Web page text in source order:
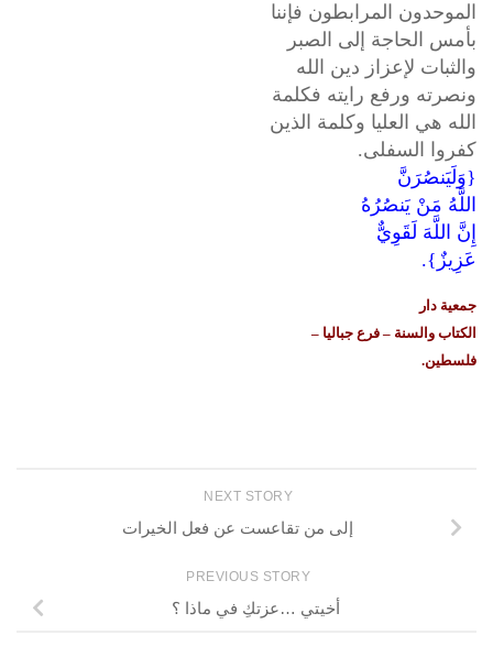
الموحدون المرابطون فإننا
بأمس الحاجة إلى الصبر
والثبات لإعزاز دين الله
ونصرته ورفع رايته فكلمة
الله هي العليا وكلمة الذين
كفروا السفلى.
{وَلَيَنصُرَنَّ
اللَّهُ مَنْ يَنصُرُهُ
إِنَّ اللَّهَ لَقَوِيٌّ
عَزِيزٌ}.
جمعية دار
الكتاب والسنة – فرع جباليا –
فلسطين.
NEXT STORY
إلى من تقاعست عن فعل الخيرات
PREVIOUS STORY
أخيتي …عزتكِ في ماذا ؟